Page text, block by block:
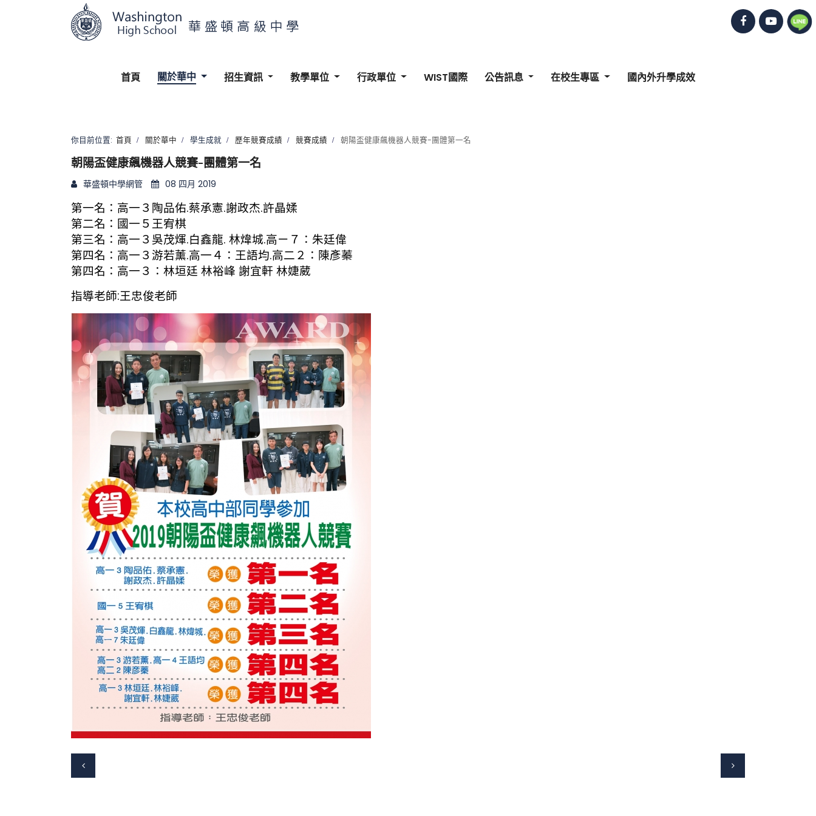
首頁 關於華中 招生資訊 教學單位 行政單位 WIST國際 公告訊息 在校生專區 國內外升學成效
你目前位置: 首頁 關於華中 學生成就 歷年競賽成績 競賽成績 朝陽盃健康飆機器人競賽-團體第一名
朝陽盃健康飆機器人競賽-團體第一名
華盛頓中學網管 08 四月 2019
第一名：高一３陶品佑.蔡承憲.謝政杰.許晶媃
第二名：國一５王宥棋
第三名：高一３吳茂煇.白鑫龍. 林煒城.高ㄧ７：朱廷偉
第四名：高一３游若薰.高一４：王語均.高二２：陳彥蓁
第四名：高一３：林垣廷 林裕峰 謝宜軒 林婕葳
指導老師:王忠俊老師